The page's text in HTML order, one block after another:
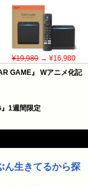
¥19,980→ ¥16,980
GAME』 Wアニメ化記
』1週間限定
ん生きてるから探